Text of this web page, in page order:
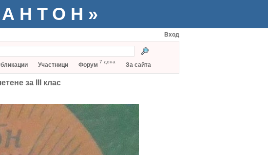
Вход
Участници Форум 7 дена За сайта
за III клас